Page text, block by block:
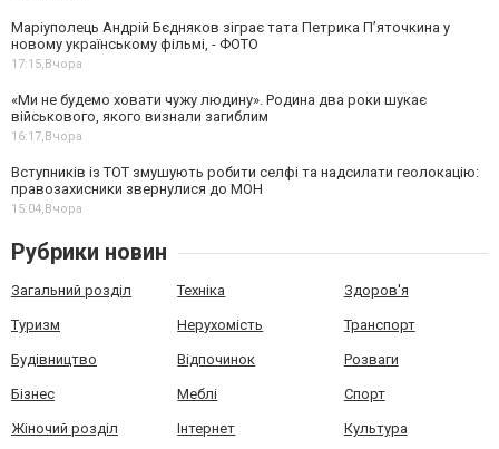
Маріуполець Андрій Бєдняков зіграє тата Петрика П’яточкина у
новому українському фільмі, - ФОТО
17:15,Вчора
«Ми не будемо ховати чужу людину». Родина два роки шукає
військового, якого визнали загиблим
16:17,Вчора
Вступників із ТОТ змушують робити селфі та надсилати геолокацію:
правозахисники звернулися до МОН
15:04,Вчора
Рубрики новин
Загальний розділ Техніка Здоров'я
Туризм Нерухомість Транспорт
Будівництво Відпочинок Розваги
Бізнес Меблі Спорт
Жіночий розділ Інтернет Культура